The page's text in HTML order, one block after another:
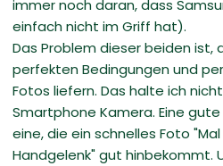
immer noch daran, dass
einfach nicht im Griff hat).
Das Problem dieser beiden ist,
perfekten Bedingungen und
Fotos liefern. Das halte ich
Smartphone Kamera. Eine
eine, die ein schnelles Foto
Handgelenk" gut hinbekommt.